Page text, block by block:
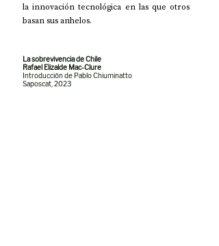
la innovación tecnológica en las que otros
basan sus anhelos.
La sobrevivencia de Chile
Rafael Elizalde Mac-Clure
Introducción de Pablo Chiuminatto
Saposcat, 2023